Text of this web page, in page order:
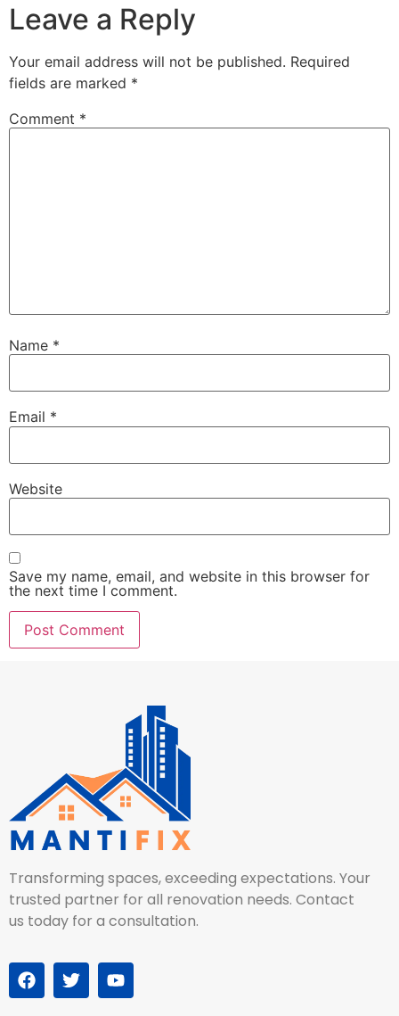
Leave a Reply
Your email address will not be published. Required
fields are marked *
Comment *
Name *
Email *
Website
Save my name, email, and website in this browser for
the next time I comment.
Transforming spaces, exceeding expectations. Your
trusted partner for all renovation needs. Contact
us today for a consultation.